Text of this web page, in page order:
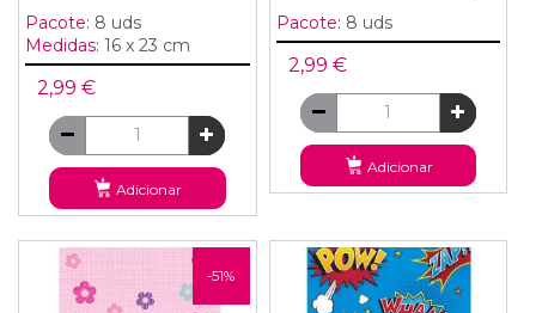
Pacote: 8 uds
Medidas: 16 x 23 cm
2,99 €
Adicionar
Pacote: 8 uds
2,99 €
Adicionar
-51%